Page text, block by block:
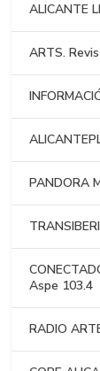
ALICANTE
ARTS.
PANDORA
Aspe 103.4
RADIO